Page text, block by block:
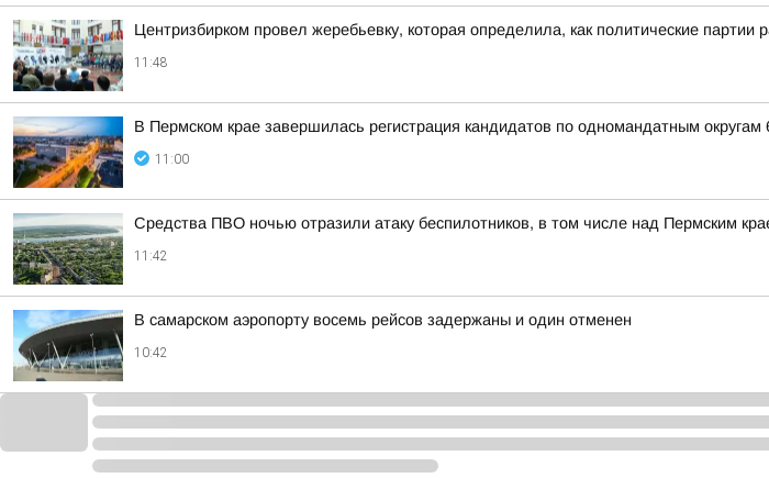
Центризбирком провел жеребьевку, которая определила, как политические
11:48
В Пермском крае завершилась регистрация кандидатов по одномандатным
11:00
Средства ПВО ночью отразили атаку беспилотников, в том числе над Пермским
11:42
В самарском аэропорту восемь рейсов задержаны и один отменен
10:42